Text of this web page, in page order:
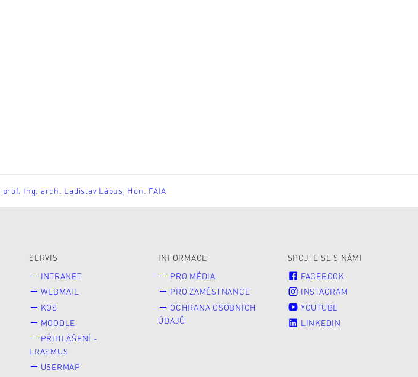
prof. Ing. arch. Ladislav Lábus, Hon. FAIA
SERVIS
INTRANET
WEBMAIL
KOS
MOODLE
PŘIHLÁŠENÍ -
ERASMUS
USERMAP
INFORMACE
PRO MÉDIA
PRO ZAMĚSTNANCE
OCHRANA OSOBNÍCH
ÚDAJŮ
SPOJTE SE S NÁMI
FACEBOOK
INSTAGRAM
YOUTUBE
LINKEDIN